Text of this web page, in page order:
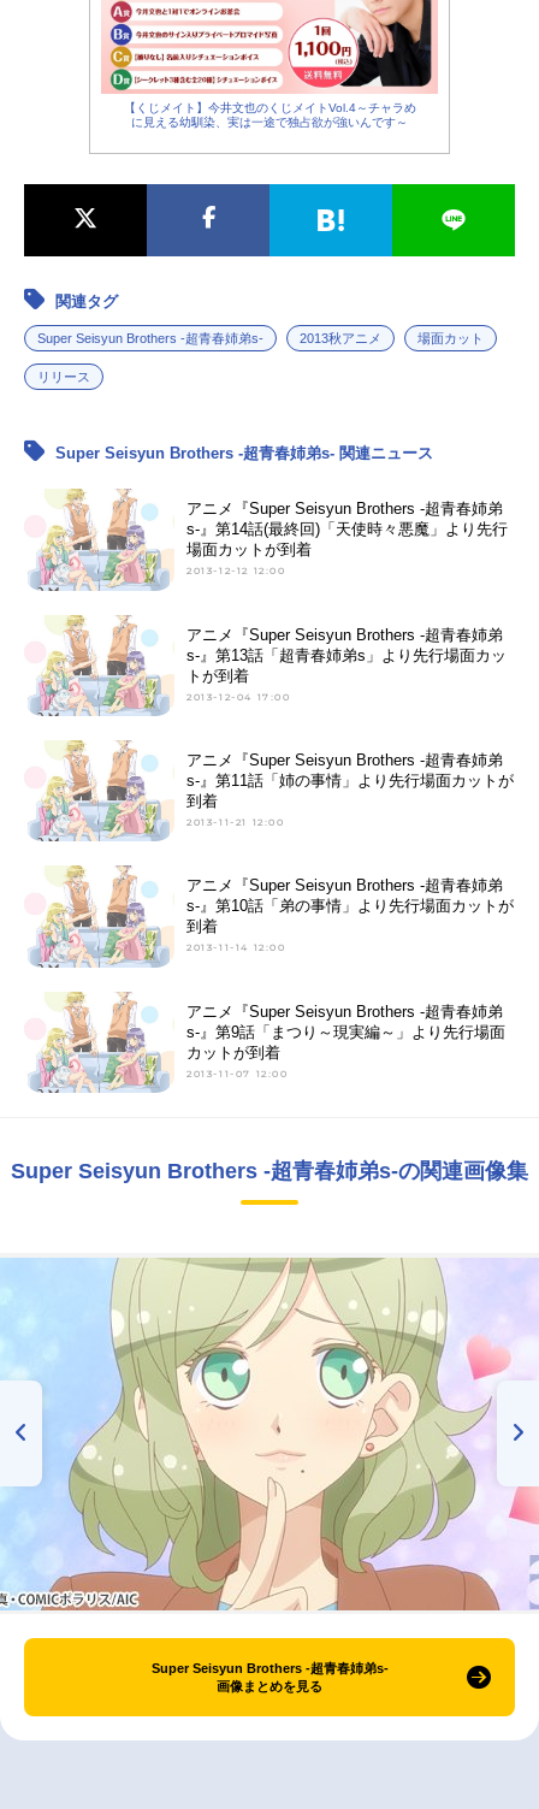
【くじメイト】今井文也のくじメイトVol.4～チャラめ
に見える幼馴染、実は一途で独占欲が強いんです～
関連タグ
Super Seisyun Brothers -超青春姉弟s- 2013秋アニメ 場面カット
リリース
Super Seisyun Brothers -超青春姉弟s- 関連ニュース
アニメ『Super Seisyun Brothers -超青春姉弟
s-』第14話(最終回)「天使時々悪魔」より先行
場面カットが到着
2013-12-12 12:00
アニメ『Super Seisyun Brothers -超青春姉弟
s-』第13話「超青春姉弟s」より先行場面カッ
トが到着
2013-12-04 17:00
アニメ『Super Seisyun Brothers -超青春姉弟
s-』第11話「姉の事情」より先行場面カットが
到着
2013-11-21 12:00
アニメ『Super Seisyun Brothers -超青春姉弟
s-』第10話「弟の事情」より先行場面カットが
到着
2013-11-14 12:00
アニメ『Super Seisyun Brothers -超青春姉弟
s-』第9話「まつり～現実編～」より先行場面
カットが到着
2013-11-07 12:00
Super Seisyun Brothers -超青春姉弟s-の関連画像集
Super Seisyun Brothers -超青春姉弟s-
画像まとめを見る